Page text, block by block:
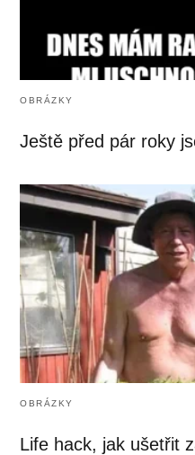
OBRÁZKY
Ještě před pár roky
OBRÁZKY
Life hack, jak ušetřit